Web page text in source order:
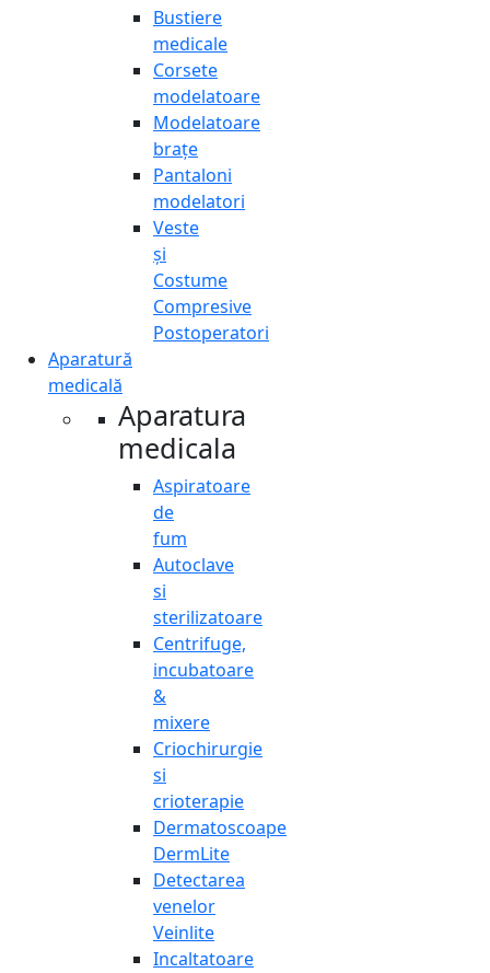
Bustiere
medicale
Corsete
modelatoare
Modelatoare
brațe
Pantaloni
modelatori
Veste
și
Costume
Compresive
Postoperatori
Aparatură
medicală
Aparatura
medicala
Aspiratoare
de
fum
Autoclave
si
sterilizatoare
Centrifuge,
incubatoare
&
mixere
Criochirurgie
si
crioterapie
Dermatoscoape
DermLite
Detectarea
venelor
Veinlite
Incaltatoare